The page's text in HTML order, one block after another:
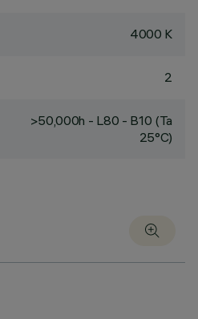
4000 K
2
>50,000h - L80 - B10 (Ta
25°C)